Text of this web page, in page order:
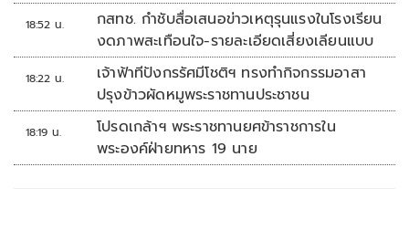
18:52 น.
กสทช. กำชับสื่อเสนอข่าวเหตุรุนแรงในโรงเรียน
งดภาพสะเทือนใจ-รายละเอียดเสี่ยงเลียนแบบ
18:22 น.
เจ้าฟ้าทีปังกรรัศมีโชติฯ ทรงทำกิจกรรมอาสา
ปรุงข้าวผัดหมูพระราชทานประชาชน
18:19 น.
โปรดเกล้าฯ พระราชทานยศข้าราชการใน
พระองค์ฝ่ายทหาร 19 นาย